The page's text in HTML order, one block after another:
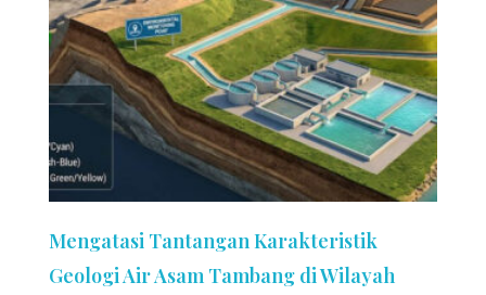
Mengatasi Tantangan Karakteristik
Geologi Air Asam Tambang di Wilayah